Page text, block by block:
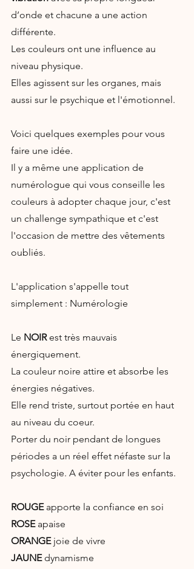
d’onde et chacune a une action
différente.
Les couleurs ont une influence au
niveau physique.
Elles agissent sur les organes, mais
aussi sur le psychique et l'émotionnel.
Voici quelques exemples pour vous
faire une idée.
Il y a même une application de
numérologue qui vous conseille les
couleurs à adopter chaque jour, c'est
un challenge sympathique et c'est
l'occasion de mettre des vêtements
oubliés.
L'application s'appelle tout
simplement : Numérologie
Le NOIR est très mauvais
énergiquement.
La couleur noire attire et absorbe les
énergies négatives.
Elle rend triste, surtout portée en haut
au niveau du coeur.
Porter du noir pendant de longues
périodes a un réel effet néfaste sur la
psychologie. A éviter pour les enfants.
ROUGE apporte la confiance en soi
ROSE apaise
ORANGE joie de vivre
JAUNE dynamisme